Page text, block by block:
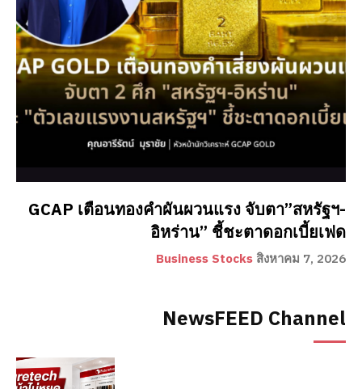
GCAP เตือนทองคำผันผวนแรง จับตา”สหรัฐฯ-
อิหร่าน” ชี้ชะตาดอกเบี้ยเฟด
Business Stocks สิงหาคม 7, 2026
NewsFEED Channel